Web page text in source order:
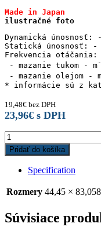
Made in Japan
ilustračné foto
Dynamická únosnosť:
Statická únosnosť: -
Frekvencia otáčania:
- mazanie tukom - m
- mazanie olejom -
19,48€ bez DPH
23,96€ s DPH
Ložisko
25580/21
Koyo
44,45x83,05x25,4
quantity
Pridať do košíka
Specification
Rozmery 44,45 ×
Súvisiace